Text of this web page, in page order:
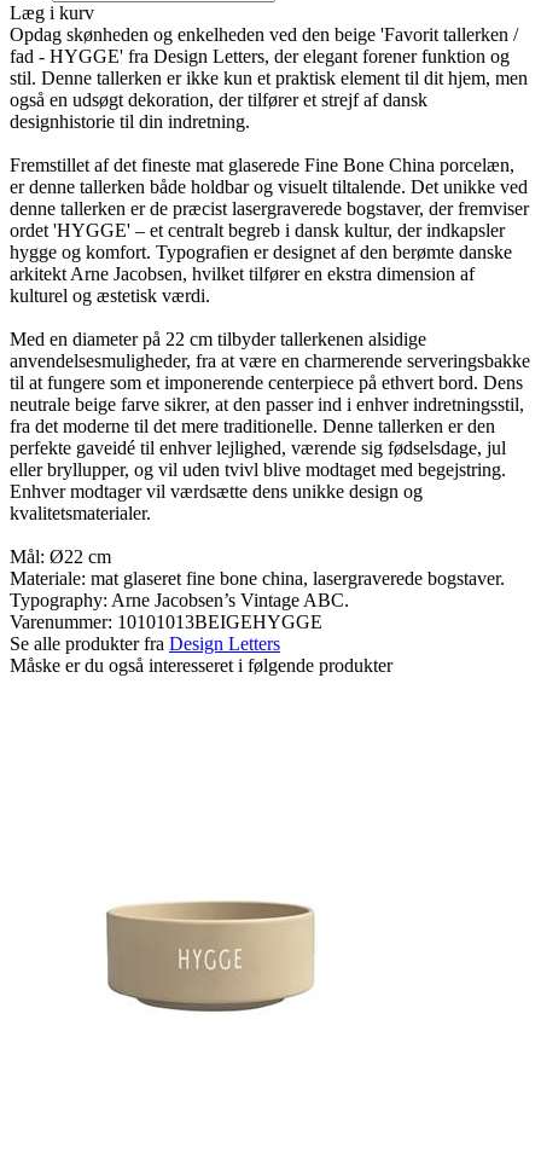
Læg i kurv
Opdag skønheden og enkelheden ved den beige 'Favorit tallerken /
fad - HYGGE' fra Design Letters, der elegant forener funktion og
stil. Denne tallerken er ikke kun et praktisk element til dit hjem, men
også en udsøgt dekoration, der tilfører et strejf af dansk
designhistorie til din indretning.
Fremstillet af det fineste mat glaserede Fine Bone China porcelæn,
er denne tallerken både holdbar og visuelt tiltalende. Det unikke ved
denne tallerken er de præcist lasergraverede bogstaver, der fremviser
ordet 'HYGGE' – et centralt begreb i dansk kultur, der indkapsler
hygge og komfort. Typografien er designet af den berømte danske
arkitekt Arne Jacobsen, hvilket tilfører en ekstra dimension af
kulturel og æstetisk værdi.
Med en diameter på 22 cm tilbyder tallerkenen alsidige
anvendelsesmuligheder, fra at være en charmerende serveringsbakke
til at fungere som et imponerende centerpiece på ethvert bord. Dens
neutrale beige farve sikrer, at den passer ind i enhver indretningsstil,
fra det moderne til det mere traditionelle. Denne tallerken er den
perfekte gaveidé til enhver lejlighed, værende sig fødselsdage, jul
eller bryllupper, og vil uden tvivl blive modtaget med begejstring.
Enhver modtager vil værdsætte dens unikke design og
kvalitetsmaterialer.
Mål: Ø22 cm
Materiale: mat glaseret fine bone china, lasergraverede bogstaver.
Typography: Arne Jacobsen’s Vintage ABC.
Varenummer: 10101013BEIGEHYGGE
Se alle produkter fra Design Letters
Måske er du også interesseret i følgende produkter